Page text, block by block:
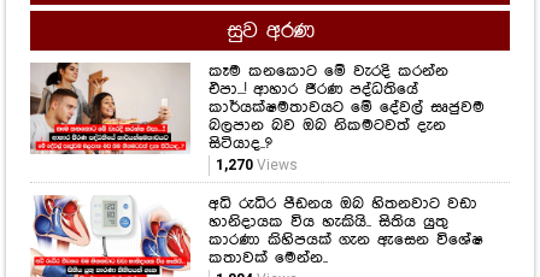
සුව අරණ
කෑම කනකොට මේ වැරදි කරන්න
එපා...! ආහාර ජීරණ පද්ධතියේ
කාර්යක්ෂමතාවයට මේ දේවල් සෘජුවම
බලපාන බව ඔබ නිකමටවත් දැන
සිටියාද..?
1,270Views
අධි රුධිර පීඩනය ඔබ හිතනවාට වඩා
හානිදායක විය හැකියි.. සිතිය යුතු
කාරණා කිහිපයක් ගැන ඇසෙන විශේෂ
කතාවක් මෙන්න..